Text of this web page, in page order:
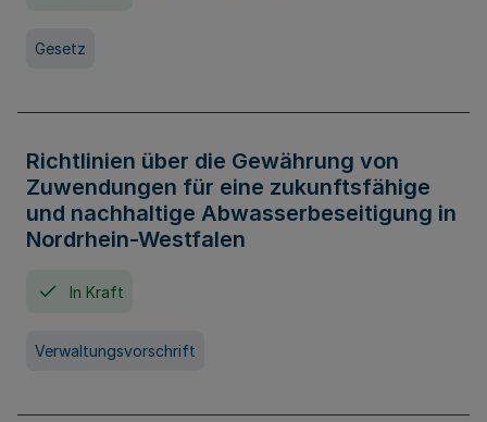
Gesetz
Richtlinien über die Gewährung von
Zuwendungen für eine zukunftsfähige
und nachhaltige Abwasserbeseitigung in
Nordrhein-Westfalen
In Kraft
Verwaltungsvorschrift